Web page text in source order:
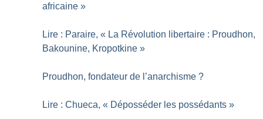
africaine »
Lire : Paraire, « La Révolution libertaire : Proudhon,
Bakounine, Kropotkine »
Proudhon, fondateur de l’anarchisme ?
Lire : Chueca, « Déposséder les possédants »